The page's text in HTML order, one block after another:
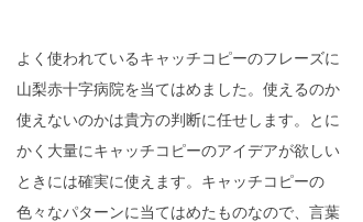
よく使われているキャッチコピーのフレーズに
山梨赤十字病院を当てはめました。使えるのか
使えないのかは貴方の判断に任せします。とに
かく大量にキャッチコピーのアイデアが欲しい
ときには確実に使えます。キャッチコピーの
色々なパターンに当てはめたものなので、言葉